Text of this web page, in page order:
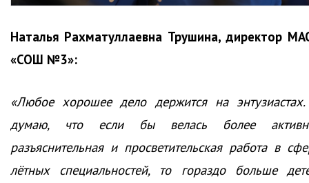
Наталья Рахматуллаевна Трушина, директор
«СОШ №3»:
«Любое хорошее дело держится на
думаю, что если бы велась более
разъяснительная и просветительская работа в
лётных специальностей, то гораздо больше